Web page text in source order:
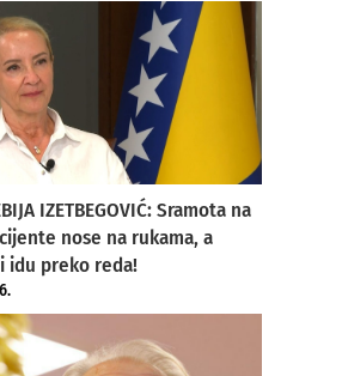
search
IZETBEGOVIĆ: Sramota na
nose na rukama, a
idu preko reda!